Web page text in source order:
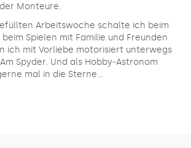
Monteure.
Arbeitswoche schalte ich beim
beim Spielen mit Familie und Freunden
ich mit Vorliebe motorisiert unterwegs
Spyder. Und als Hobby-Astronom
mal in die Sterne…